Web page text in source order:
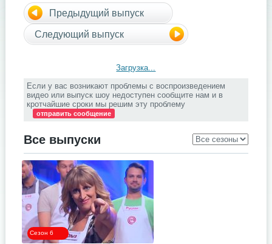
Предыдущий выпуск
Следующий выпуск
Загрузка...
Если у вас возникают проблемы с воспроизведением
видео или выпуск шоу недоступен сообщите нам и в
кротчайшие сроки мы решим эту проблему
отправить сообщение
Все выпуски
Сезон 6